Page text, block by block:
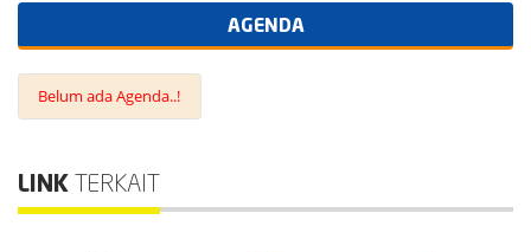
AGENDA
Belum ada Agenda..!
LINK TERKAIT